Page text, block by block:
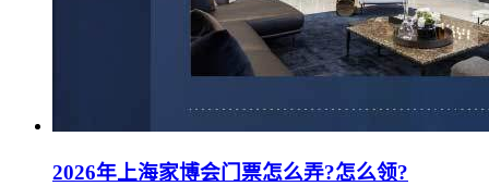
2026年上海家博会门票怎么弄?怎么领?